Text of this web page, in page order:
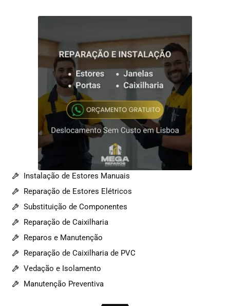
Instalação de Estores Manuais
Reparação de Estores Elétricos
Substituição de Componentes
Reparação de Caixilharia
Reparos e Manutenção
Reparação de Caixilharia de PVC
Vedação e Isolamento
Manutenção Preventiva